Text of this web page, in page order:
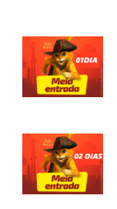
INFO
INFO